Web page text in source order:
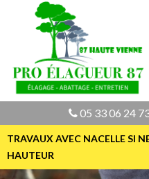
05 33 06 24
TRAVAUX AVEC NACELLE SI
HAUTEUR